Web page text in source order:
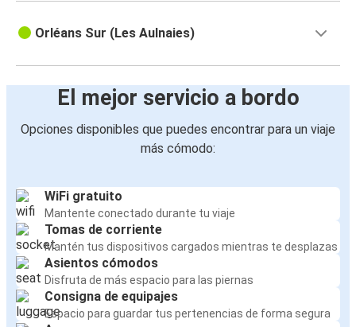
Orléans Sur (Les Aulnaies)
El mejor servicio a bordo
Opciones disponibles que puedes encontrar para un viaje
más cómodo:
WiFi gratuito
Mantente conectado durante tu viaje
Tomas de corriente
Mantén tus dispositivos cargados mientras te desplazas
Asientos cómodos
Disfruta de más espacio para las piernas
Consigna de equipajes
Espacio para guardar tus pertenencias de forma segura